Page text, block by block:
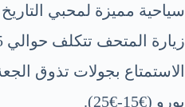
سياحية مميزة لمحبي
يورو (€15-€25).